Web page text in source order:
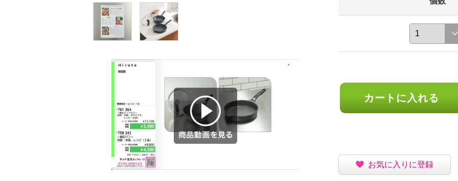
カートに入れる
お気に入りに登録